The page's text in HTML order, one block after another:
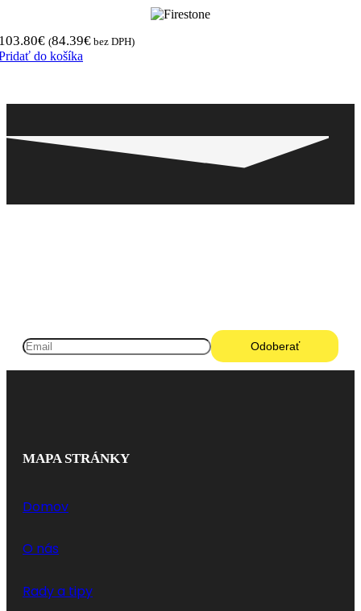
€ (84.39€ bez DPH)
do košíka
MAPA STRÁNKY
Domov
O nás
Rady a tipy